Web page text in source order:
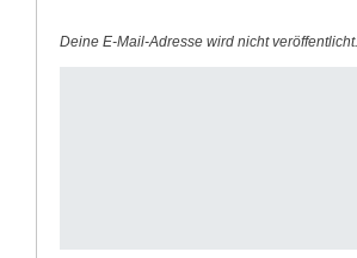
Deine E-Mail-Adresse wird nicht veröffentlicht.